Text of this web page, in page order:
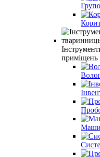
приміщень